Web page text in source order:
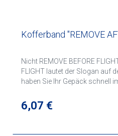
Kofferband "REMOVE
Nicht REMOVE BEFORE
FLIGHT lautet der Slogan auf
haben Sie Ihr Gepäck schnell
Regulärer Preis:
6,07 €